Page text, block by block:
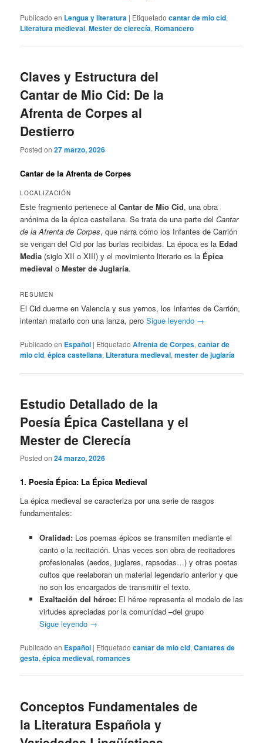
Publicado en Lengua y literatura | Etiquetado cantar de mio cid,
Literatura medieval,Mester de clerecía, Romancero
Claves y Estructura del
Cantar de Mio Cid: De la
Afrenta de Corpes al
Destierro
Posted on27 marzo, 2026
Cantar de la Afrenta de Corpes
LOCALIZACIÓN
Este fragmento pertenece alCantar de Mio Cid, una obra
anónima de la épica castellana. Se trata de una parte delCantar
de la Afrenta de Corpes, que narra cómo los Infantes de Carrión
se vengan del Cid por las burlas recibidas. La época es la Edad
Media (siglo XII o XIII) y el movimiento literario es la Épica
medieval oMester de Juglaría.
RESUMEN
El Cid duerme en Valencia y sus yernos, los Infantes de Carrión,
intentan matarlo con una lanza, peroSigue leyendo →
Publicado en Español | Etiquetado Afrenta de Corpes,cantar de
mio cid,épica castellana, Literatura medieval,mester de juglaría
Estudio Detallado de la
Poesía Épica Castellana y el
Mester de Clerecía
Posted on24 marzo, 2026
1. Poesía Épica: La Épica Medieval
La épica medieval se caracteriza por una serie de rasgos
fundamentales:
Oralidad:Los poemas épicos se transmiten mediante el
canto o la recitación. Unas veces son obra de recitadores
profesionales (aedos, juglares, rapsodas…) y otras poetas
cultos que reelaboran un material legendario anterior y que
no son los encargados de transmitir el texto.
Exaltación del héroe:El héroe representa el modelo de las
virtudes apreciadas por la comunidad –del grupo
Sigue leyendo →
Publicado en Español | Etiquetado cantar de mio cid,Cantares de
gesta,épica medieval,romances
Conceptos Fundamentales de
la Literatura Española y